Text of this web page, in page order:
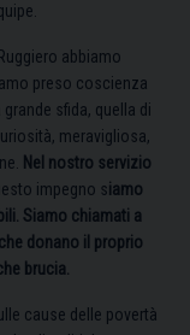
abbiamo
preso coscienza
sfida, quella di
meravigliosa,
Nel nostro servizio
impegno siamo
Siamo chiamati a
donano il proprio
brucia.
cause delle povertà